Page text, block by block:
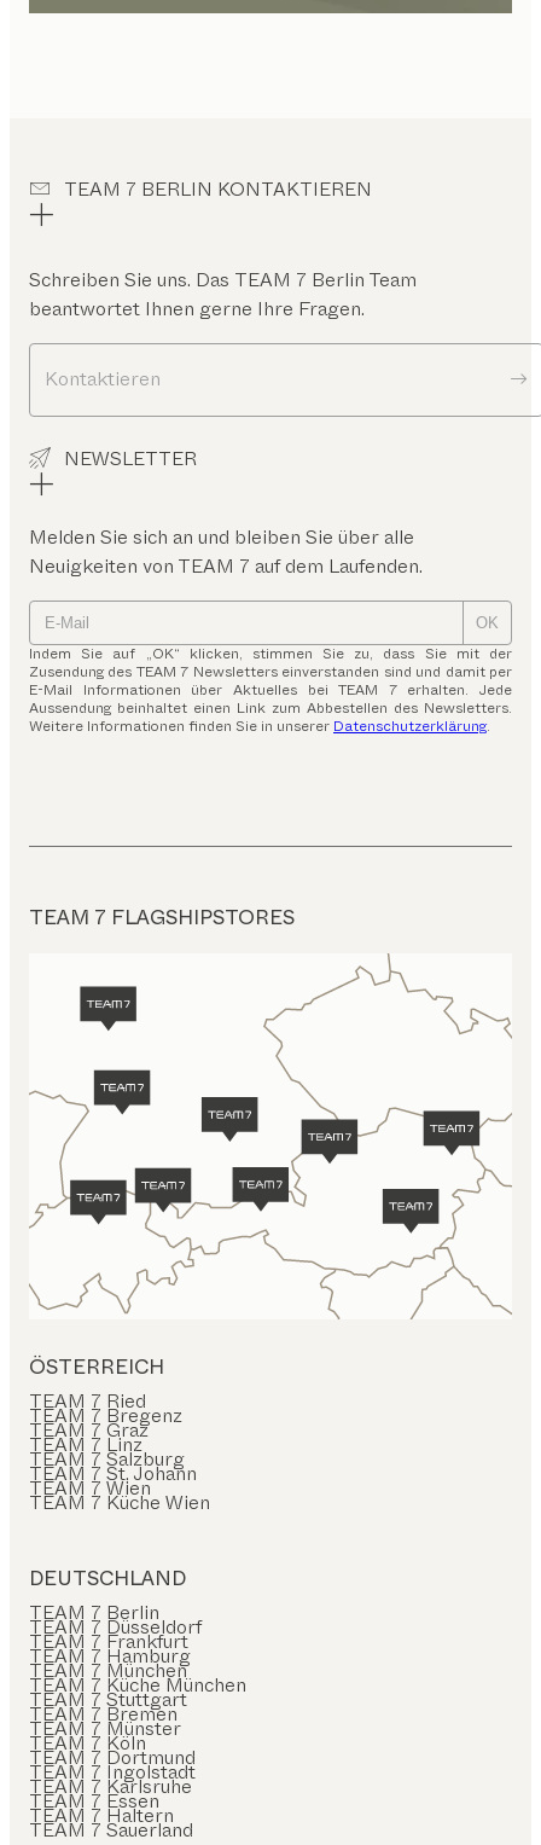
TEAM 7 BERLIN KONTAKTIEREN
Schreiben Sie uns. Das TEAM 7 Berlin Team
beantwortet Ihnen gerne Ihre Fragen.
Kontaktieren
NEWSLETTER
Melden Sie sich an und bleiben Sie über alle
Neuigkeiten von TEAM 7 auf dem Laufenden.
OK
Indem Sie auf „OK“ klicken, stimmen Sie zu, dass Sie mit der
Zusendung des TEAM 7 Newsletters einverstanden sind und damit per
E-Mail Informationen über Aktuelles bei TEAM 7 erhalten. Jede
Aussendung beinhaltet einen Link zum Abbestellen des Newsletters.
Weitere Informationen finden Sie in unserer Datenschutzerklärung.
TEAM 7 FLAGSHIPSTORES
ÖSTERREICH
TEAM 7 Ried
TEAM 7 Bregenz
TEAM 7 Graz
TEAM 7 Linz
TEAM 7 Salzburg
TEAM 7 St. Johann
TEAM 7 Wien
TEAM 7 Küche Wien
DEUTSCHLAND
TEAM 7 Berlin
TEAM 7 Düsseldorf
TEAM 7 Frankfurt
TEAM 7 Hamburg
TEAM 7 München
TEAM 7 Küche München
TEAM 7 Stuttgart
TEAM 7 Bremen
TEAM 7 Münster
TEAM 7 Köln
TEAM 7 Dortmund
TEAM 7 Ingolstadt
TEAM 7 Karlsruhe
TEAM 7 Essen
TEAM 7 Haltern
TEAM 7 Sauerland